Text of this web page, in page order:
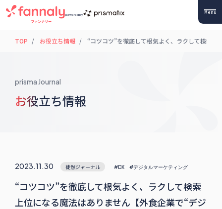
powered by Menu
TOP お役立ち情報 “コツコツ”を徹底して根気よく、ラクして検索
prisma Journal
お役立ち情報
2023.11.30 徒然ジャーナル #DX #デジタルマーケティング
“コツコツ”を徹底して根気よく、ラクして検索
上位になる魔法はありません【外食企業で“デジ